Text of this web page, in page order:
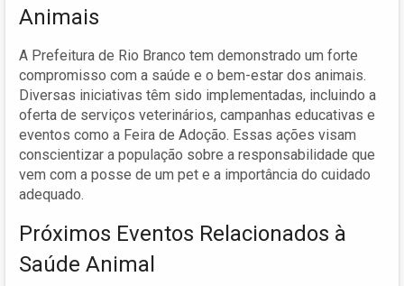
Animais
A Prefeitura de Rio Branco tem demonstrado um forte
compromisso com a saúde e o bem-estar dos animais.
Diversas iniciativas têm sido implementadas, incluindo a
oferta de serviços veterinários, campanhas educativas e
eventos como a Feira de Adoção. Essas ações visam
conscientizar a população sobre a responsabilidade que
vem com a posse de um pet e a importância do cuidado
adequado.
Próximos Eventos Relacionados à
Saúde Animal